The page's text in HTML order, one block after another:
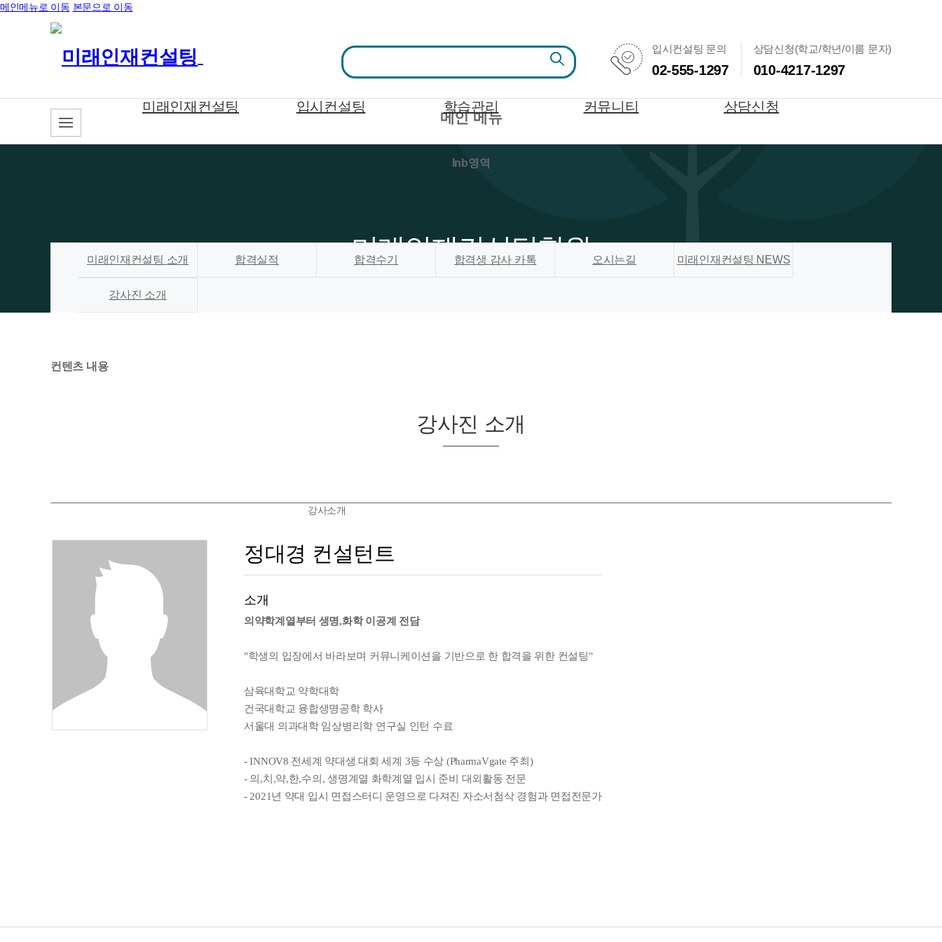
메인메뉴로 이동 본문으로 이동
입시컨설팅 문의
02-555-1297
상담신청(학교/학년/이름 문자)
010-4217-1297
메인 메뉴
lnb영역
미래인재컨설팅학원
미래인재컨설팅 소개 합격실적 합격수기 합격생 감사 카톡 오시는길 미래인재컨설팅 NEWS
강사진 소개
컨텐츠 내용
강사진 소개
강사소개
정대경 컨설턴트
소개
의약학계열부터 생명,화학 이공계 전담
"학생의 입장에서 바라보며 커뮤니케이션을 기반으로 한 합격을 위한 컨설팅"
삼육대학교 약학대학
건국대학교 융합생명공학 학사
서울대 의과대학 임상병리학 연구실 인턴 수료
- INNOV8 전세계 약대생 대회 세계 3등 수상 (PharmaVgate 주최)
- 의,치,약,한,수의, 생명계열 화학계열 입시 준비 대외활동 전문
- 2021년 약대 입시 면접스터디 운영으로 다져진 자소서첨삭 경험과 면접전문가
미래인재컨설팅 입시컨설팅 학습관리 커뮤니티 상담신청